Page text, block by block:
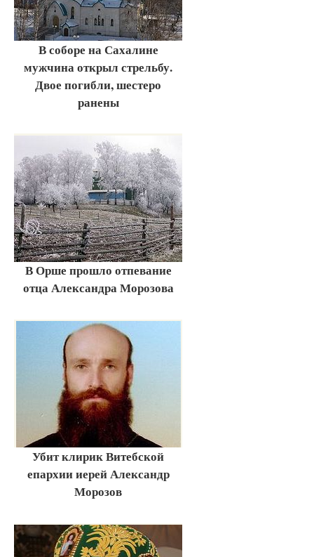
В соборе на Сахалине
мужчина открыл стрельбу.
Двое погибли, шестеро
ранены
В Орше прошло отпевание
отца Александра Морозова
Убит клирик Витебской
епархии иерей Александр
Морозов